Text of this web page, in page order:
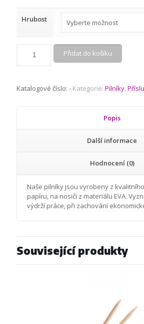
Hrubost
Přidat do košíku
Katalogové číslo: - Kategorie: Pilníky
Popis
Další informace
Hodnocení (0)
Naše pilníky jsou vyrobeny z
papíru, na nosiči z materiálu EVA.
výdrží práce, při zachování
Související produkty